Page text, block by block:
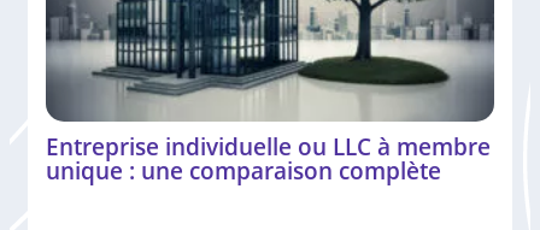
Entreprise individuelle ou LLC à membre
unique : une comparaison complète